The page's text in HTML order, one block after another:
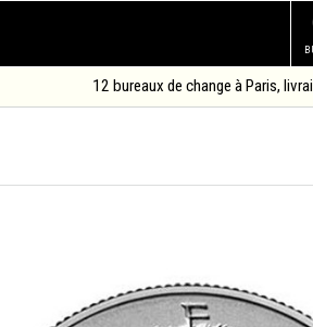
12 bureaux de change à Paris,